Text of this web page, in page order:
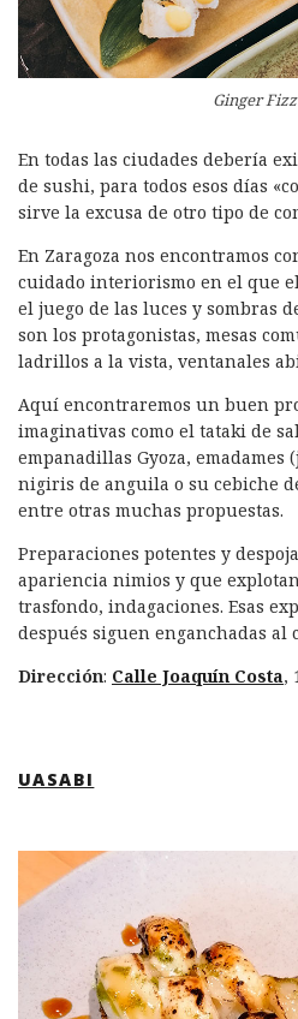
Ginger
En todas las ciudades debería
de sushi, para todos esos días
sirve la excusa de otro tipo de
En Zaragoza nos encontramos
cuidado interiorismo en el que
el juego de las luces y sombras
son los protagonistas, mesas
ladrillos a la vista, ventanales
Aquí encontraremos un buen
imaginativas como el tataki de
empanadillas Gyoza, emadames
nigiris de anguila o su cebiche
entre otras muchas propuestas.
Preparaciones potentes y
apariencia nimios y que
trasfondo, indagaciones. Esas
después siguen enganchadas al
Dirección: Calle Joaquín Costa,
UASABI